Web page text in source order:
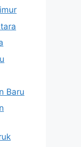
Baru